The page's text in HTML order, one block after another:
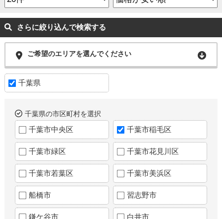
さらに絞り込んで検索する
ご希望のエリアを選んでください
千葉県
千葉県の市区町村を選択
千葉市中央区 千葉市稲毛区
千葉市緑区 千葉市花見川区
千葉市若葉区 千葉市美浜区
船橋市 習志野市
鎌ケ谷市 白井市